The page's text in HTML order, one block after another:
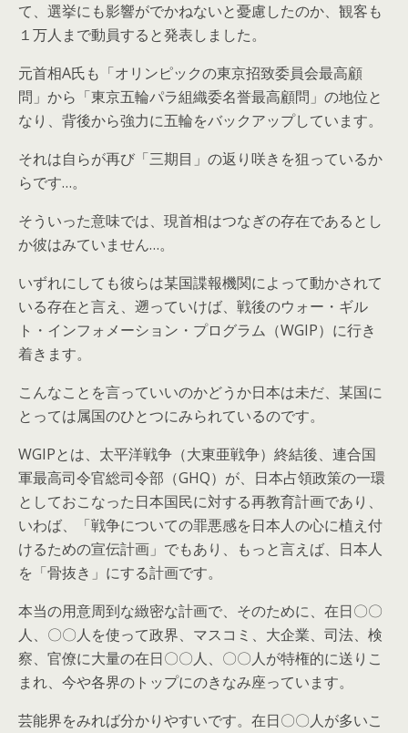
て、選挙にも影響がでかねないと憂慮したのか、観客も
１万人まで動員すると発表しました。
元首相A氏も「オリンピックの東京招致委員会最高顧
問」から「東京五輪パラ組織委名誉最高顧問」の地位と
なり、背後から強力に五輪をバックアップしています。
それは自らが再び「三期目」の返り咲きを狙っているか
らです…。
そういった意味では、現首相はつなぎの存在であるとし
か彼はみていません…。
いずれにしても彼らは某国諜報機関によって動かされて
いる存在と言え、遡っていけば、戦後のウォー・ギル
ト・インフォメーション・プログラム（WGIP）に行き
着きます。
こんなことを言っていいのかどうか日本は未だ、某国に
とっては属国のひとつにみられているのです。
WGIPとは、太平洋戦争（大東亜戦争）終結後、連合国
軍最高司令官総司令部（GHQ）が、日本占領政策の一環
としておこなった日本国民に対する再教育計画であり、
いわば、「戦争についての罪悪感を日本人の心に植え付
けるための宣伝計画」でもあり、もっと言えば、日本人
を「骨抜き」にする計画です。
本当の用意周到な緻密な計画で、そのために、在日〇〇
人、〇〇人を使って政界、マスコミ、大企業、司法、検
察、官僚に大量の在日〇〇人、〇〇人が特権的に送りこ
まれ、今や各界のトップにのきなみ座っています。
芸能界をみれば分かりやすいです。在日〇〇人が多いこ